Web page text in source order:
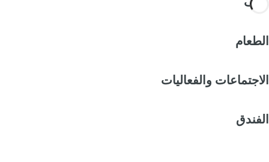
الطعام
الاجتماعات والفعاليات
الفندق